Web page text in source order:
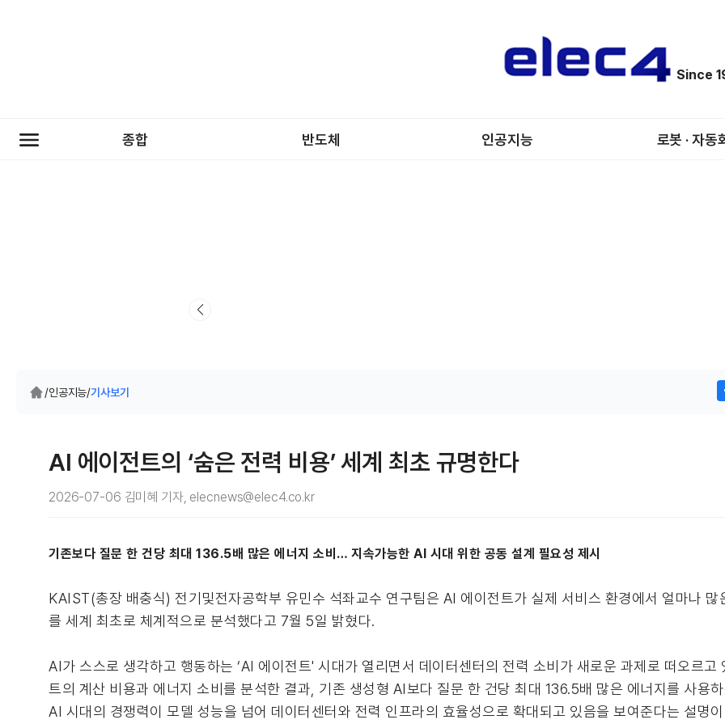
Since
종합 반도체 인공지능 로봇 · 자동
/인공지능/기사보기
AI 에이전트의 ‘숨은 전력 비용’ 세계 최초 규명한다
2026-07-06 김미혜 기자, elecnews@elec4.co.kr
기존보다 질문 한 건당 최대 136.5배 많은 에너지 소비… 지속가능한 AI 시대 위한 공동 설계 필요성 제시
KAIST(총장 배충식) 전기및전자공학부 유민수 석좌교수 연구팀은 AI 에이전트가 실제 서비스 환경에서 얼마나
를 세계 최초로 체계적으로 분석했다고 7월 5일 밝혔다.
AI가 스스로 생각하고 행동하는 ‘AI 에이전트' 시대가 열리면서 데이터센터의 전력 소비가 새로운 과제로 떠오르
트의 계산 비용과 에너지 소비를 분석한 결과, 기존 생성형 AI보다 질문 한 건당 최대 136.5배 많은 에너지를 사용
AI 시대의 경쟁력이 모델 성능을 넘어 데이터센터와 전력 인프라의 효율성으로 확대되고 있음을 보여준다는 설명